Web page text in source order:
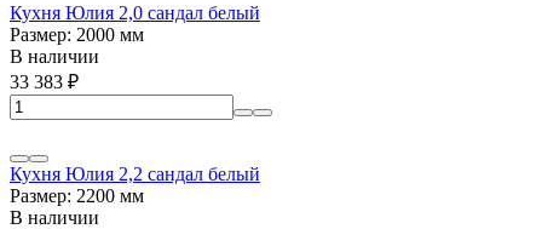
Кухня Юлия 2,0 сандал белый
Размер: 2000 мм
В наличии
33 383 ₽
Кухня Юлия 2,2 сандал белый
Размер: 2200 мм
В наличии